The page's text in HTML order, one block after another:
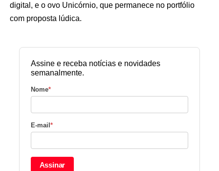
digital, e o ovo Unicórnio, que permanece no portfólio
com proposta lúdica.
Assine e receba notícias e novidades
semanalmente.
Nome*
E-mail *
Assinar